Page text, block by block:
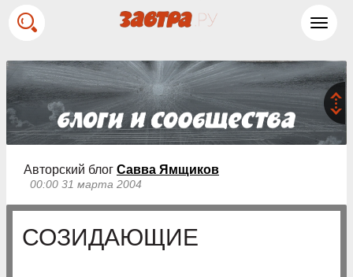
Авторский блог Савва Ямщиков
00:00 31 марта 2004
СОЗИДАЮЩИЕ